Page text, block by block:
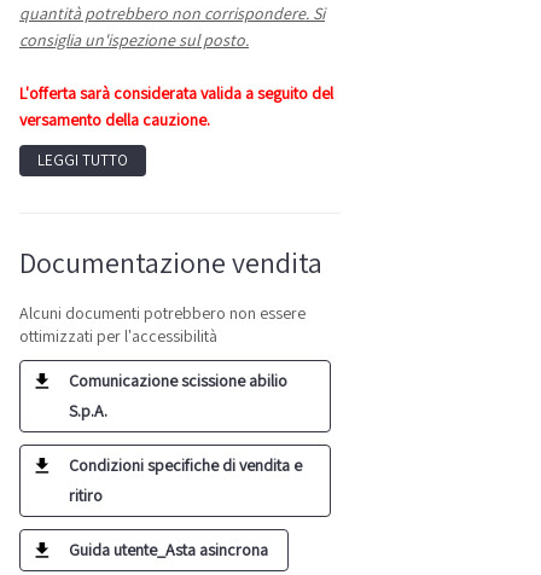
quantità potrebbero non corrispondere. Si
consiglia un'ispezione sul posto.
L'offerta sarà considerata valida a seguito del
versamento della cauzione.
LEGGI TUTTO
Documentazione vendita
Alcuni documenti potrebbero non essere
ottimizzati per l'accessibilità
Comunicazione scissione abilio
S.p.A.
Condizioni specifiche di vendita e
ritiro
Guida utente_Asta asincrona